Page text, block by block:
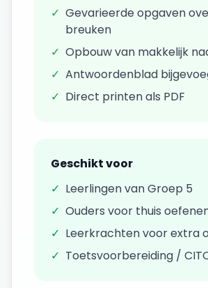
✓ Gevarieerde opgaven
breuken
✓ Opbouw van makkelijk
✓ Antwoordenblad
✓ Direct printen als PDF
Geschikt voor
✓ Leerlingen vanGroep 5
✓ Ouders voor thuis
✓ Leerkrachten voor extra
✓ Toetsvoorbereiding /